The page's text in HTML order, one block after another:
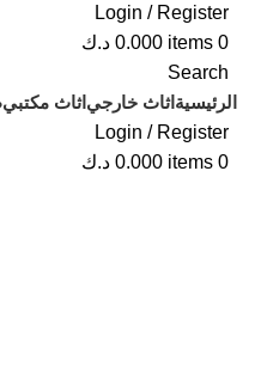
Login / Register
0
items
0.000 د.ك
Search
الرئيسية اثاث خارجي اثاث مكتبي
Login / Register
0
items
0.000 د.ك